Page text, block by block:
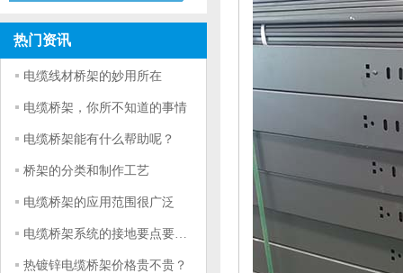
热门资讯
电缆线材桥架的妙用所在
电缆桥架，你所不知道的事情
电缆桥架能有什么帮助呢？
桥架的分类和制作工艺
电缆桥架的应用范围很广泛
电缆桥架系统的接地要点要符合什么条件
热镀锌电缆桥架价格贵不贵？